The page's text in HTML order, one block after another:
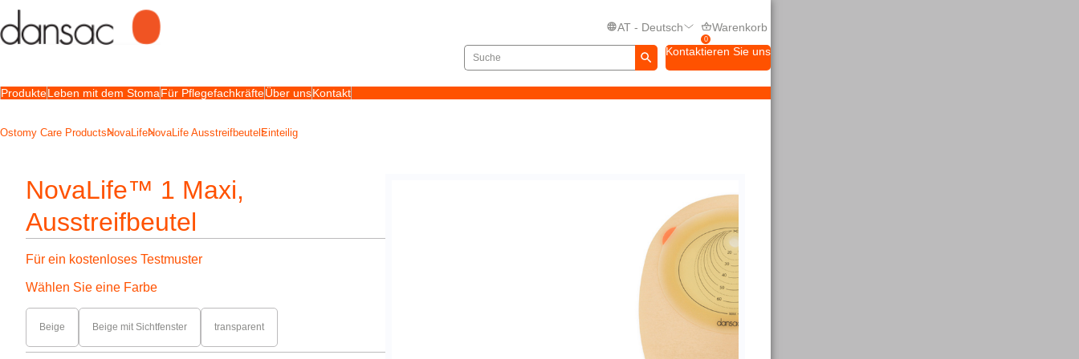
AT - Deutsch
0
Warenkorb
Kontaktieren Sie uns
ProdukteLeben mit dem StomaFür PflegefachkräfteÜber unsKontakt
Ostomy Care ProductsNovaLifeNovaLife Ausstreifbeutel Einteilig
NovaLife™ 1 Maxi,
Ausstreifbeutel
Für ein kostenloses Testmuster
Wählen Sie eine Farbe
Beige Beige mit Sichtfenster transparent